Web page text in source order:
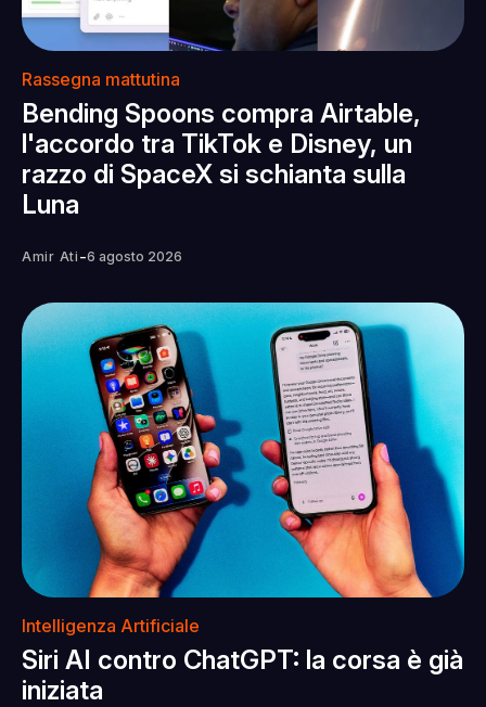
Rassegna mattutina
Bending Spoons compra Airtable,
l'accordo tra TikTok e Disney, un
razzo di SpaceX si schianta sulla
Luna
Amir Ati -6 agosto 2026
Intelligenza Artificiale
Siri AI contro ChatGPT: la corsa è già
iniziata